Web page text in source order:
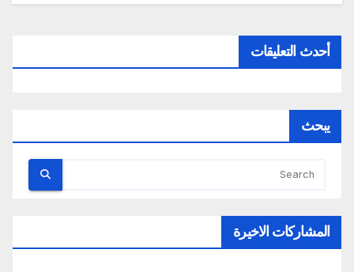
أحدث التعليقات
يبحث
المشاركات الاخيرة